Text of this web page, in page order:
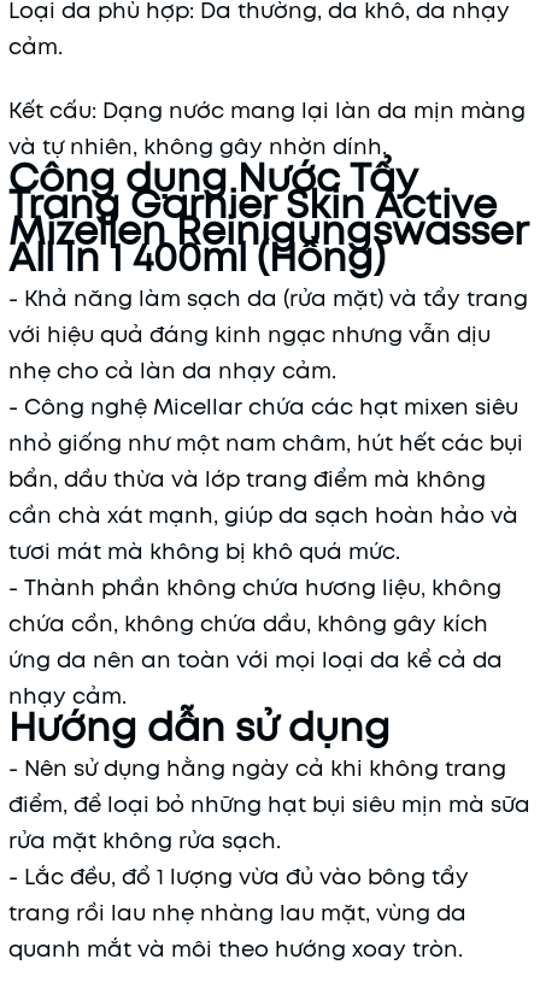
Loại da phù hợp: Da thường, da khô, da nhạy
cảm.
Kết cấu: Dạng nước mang lại làn da mịn màng
và tự nhiên, không gây nhờn dính.
Công dụng Nước Tẩy
Trang Garnier Skin Active
Mizellen Reinigungswasser
All In 1 400ml (Hồng)
- Khả năng làm sạch da (rửa mặt) và tẩy trang
với hiệu quả đáng kinh ngạc nhưng vẫn dịu
nhẹ cho cả làn da nhạy cảm.
- Công nghệ Micellar chứa các hạt mixen siêu
nhỏ giống như một nam châm, hút hết các bụi
bẩn, dầu thừa và lớp trang điểm mà không
cần chà xát mạnh, giúp da sạch hoàn hảo và
tươi mát mà không bị khô quá mức.
- Thành phần không chứa hương liệu, không
chứa cồn, không chứa dầu, không gây kích
ứng da nên an toàn với mọi loại da kể cả da
nhạy cảm.
Hướng dẫn sử dụng
- Nên sử dụng hằng ngày cả khi không trang
điểm, để loại bỏ những hạt bụi siêu mịn mà sữa
rửa mặt không rửa sạch.
- Lắc đều, đổ 1 lượng vừa đủ vào bông tẩy
trang rồi lau nhẹ nhàng lau mặt, vùng da
quanh mắt và môi theo hướng xoay tròn.